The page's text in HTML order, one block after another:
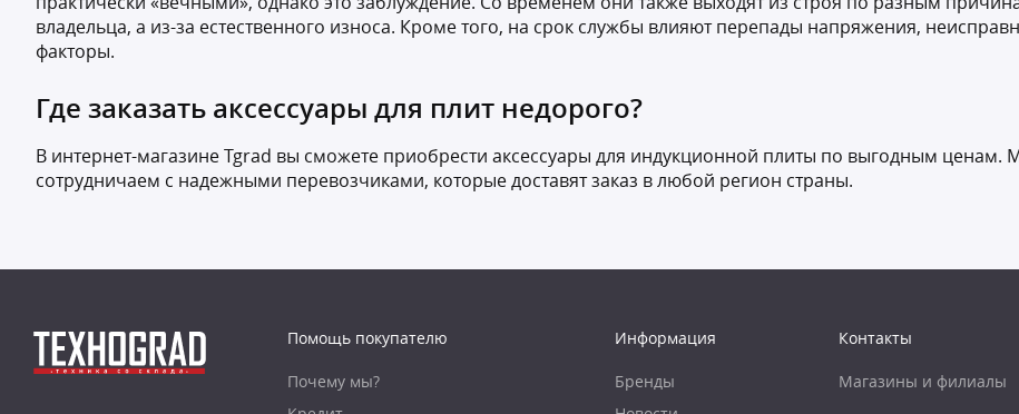
владельца, а из-за естественного износа. Кроме того, на срок службы влияют перепады напряжения,
факторы.
Где заказать аксессуары для плит недорого?
В интернет-магазине Tgrad вы сможете приобрести аксессуары для индукционной плиты по выгодным
сотрудничаем с надежными перевозчиками, которые доставят заказ в любой регион страны.
Помощь покупателю
Почему мы?
Информация
Бренды
Контакты
Магазины и филиалы